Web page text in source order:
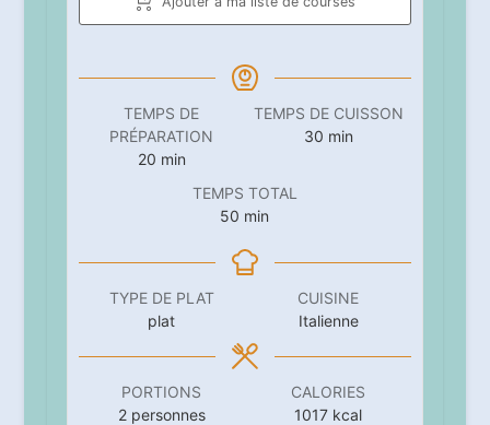
TEMPS DE
PRÉPARATION
20minutes
min
TEMPS DE CUISSON
30minutes
min
TEMPS TOTAL
50 minutes
min
TYPE DE PLAT
plat
CUISINE
Italienne
PORTIONS
2 personnes
CALORIES
1017 kcal